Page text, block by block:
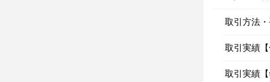
取引方法
取引実績【
取引実績【